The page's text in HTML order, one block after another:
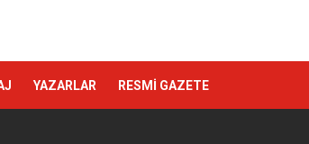
YAZARLAR RESMİ GAZETE